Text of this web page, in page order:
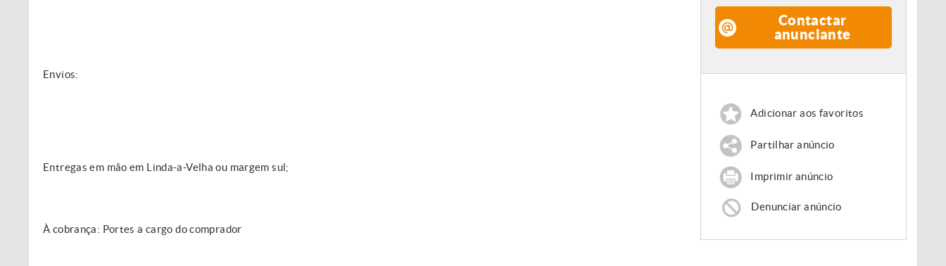
Envios:
Entregas em mâo em Linda-a-Velha ou margem sul;
À cobrança: Portes a cargo do comprador
Contactar
anunciante
Adicionar aos favoritos
Partilhar anúncio
Imprimir anúncio
Denunciar anúncio